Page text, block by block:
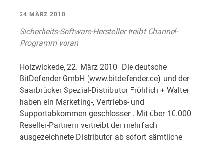
24 MÄRZ 2010
Sicherheits-Software-Hersteller treibt Channel-
Programm voran
Holzwickede, 22. März 2010  Die deutsche
BitDefender GmbH (www.bitdefender.de) und der
Saarbrücker Spezial-Distributor Fröhlich + Walter
haben ein Marketing-, Vertriebs- und
Supportabkommen geschlossen. Mit über 10.000
Reseller-Partnern vertreibt der mehrfach
ausgezeichnete Distributor ab sofort sämtliche